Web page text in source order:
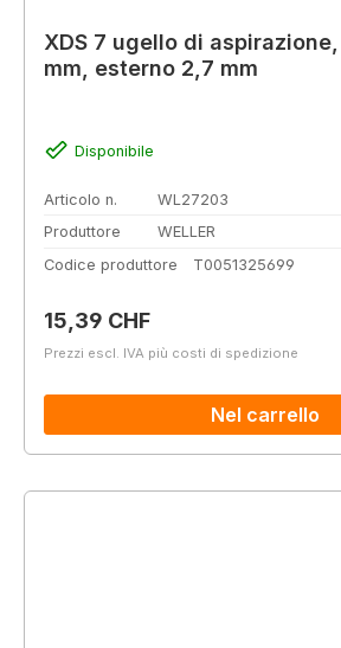
XDS 7 ugello di
mm, esterno 2,7 mm
Disponibile
Articolo n.
WL27203
Produttore
WELLER
Codice produttore
T0051325699
Prezzo normale:
15,39 CHF
Prezzi escl. IVA più costi di spedizione
Nel carrello